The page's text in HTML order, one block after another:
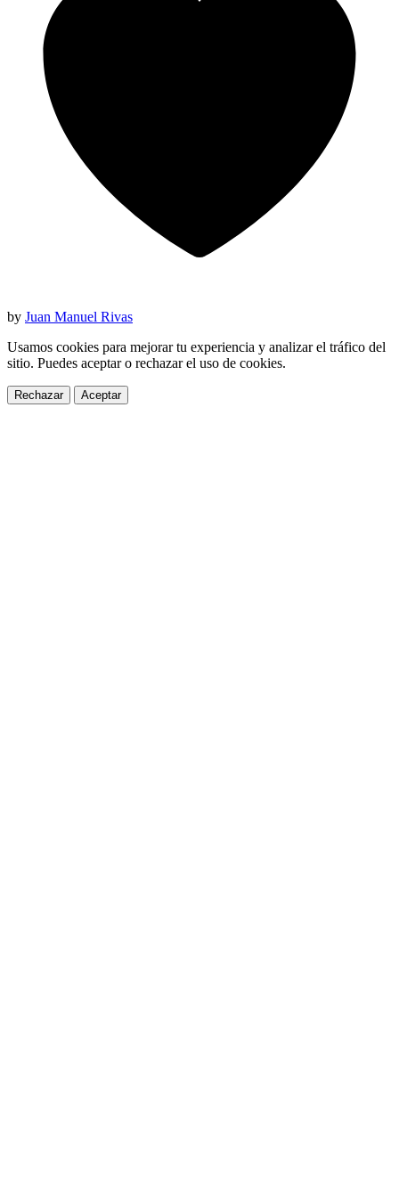
by Juan Manuel Rivas
Usamos cookies para mejorar tu experiencia y analizar el tráfico del
sitio. Puedes aceptar o rechazar el uso de cookies.
Rechazar Aceptar